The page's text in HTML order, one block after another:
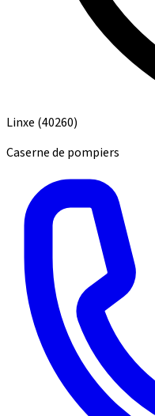
Linxe (40260)
Caserne de pompiers